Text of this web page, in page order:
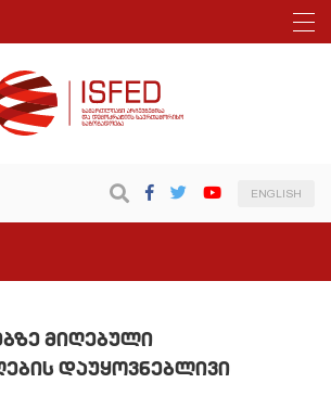
ENGLISH
მიღებული
დაუყოვნებლივი